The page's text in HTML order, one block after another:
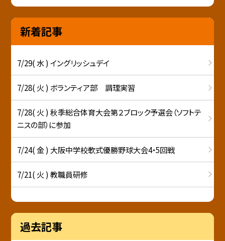
新着記事
7/29( 水 ) イングリッシュデイ
7/28( 火 ) ボランティア部 調理実習
7/28( 火 ) 秋季総合体育大会第２ブロック予選会（ソフトテ
ニスの部）に参加
7/24( 金 ) 大阪中学校軟式優勝野球大会4・5回戦
7/21( 火 ) 教職員研修
過去記事